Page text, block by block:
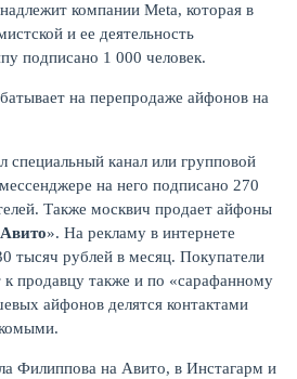
компании Meta, которая в
и ее деятельность
подписано 1 000 человек.
специальный канал или групповой
на него подписано 270
Также москвич продает айфоны
Авито». На рекламу в интернете
тысяч рублей в месяц. Покупатели
продавцу также и по «сарафанному
айфонов делятся контактами
Филиппова на Авито, в Инстагарм и